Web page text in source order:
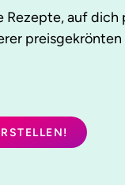
Rezepte, auf dich
preisgekrönten